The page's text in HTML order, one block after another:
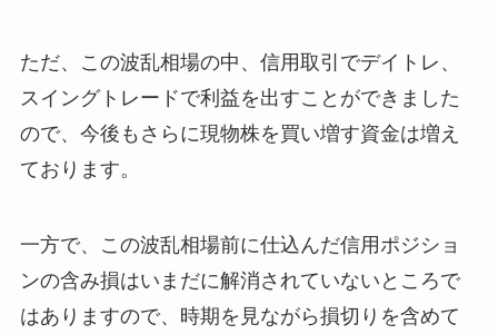
ただ、この波乱相場の中、信用取引でデイトレ、
スイングトレードで利益を出すことができました
ので、今後もさらに現物株を買い増す資金は増え
ております。
一方で、この波乱相場前に仕込んだ信用ポジショ
ンの含み損はいまだに解消されていないところで
はありますので、時期を見ながら損切りを含めて